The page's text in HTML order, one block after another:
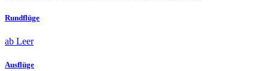
Rundflüge
ab Leer
Ausflüge